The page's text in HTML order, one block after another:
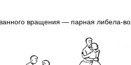
вращения — парная либела-